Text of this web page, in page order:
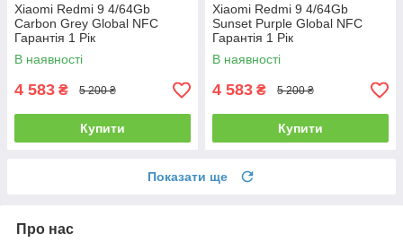
Xiaomi Redmi 9 4/64Gb
Carbon Grey Global NFC
Гарантія 1 Рік
В наявності
4 583 ₴ 5 200 ₴
Купити
Xiaomi Redmi 9 4/64Gb
Sunset Purple Global NFC
Гарантія 1 Рік
В наявності
4 583 ₴ 5 200 ₴
Купити
Показати ще
Про нас